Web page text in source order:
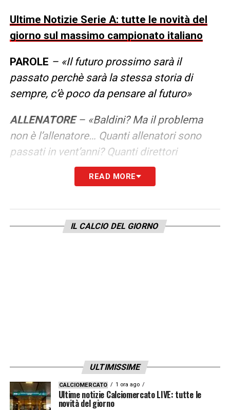
Ultime Notizie Serie A: tutte le novità del
giorno sul massimo campionato italiano
PAROLE – «Il futuro prossimo sarà il
passato perchè sarà la stessa storia di
sempre, c’è poco da pensare al futuro»
ALLENATORE – «Baldini? Ma il problema
non è l’allenatore… Quanti allenatori sono
passati in vent’anni? Quanti direttori
sportivi? Il problema è uno solo! E sapete
qual è il problema… Quindi speriamo che
che l’unico modo è non abbonarsi, non fare
READ MORE
IL CALCIO DEL GIORNO
ULTIMISSIME
CALCIOMERCATO 1 ora ago
Ultime notizie Calciomercato LIVE: tutte le
novità del giorno